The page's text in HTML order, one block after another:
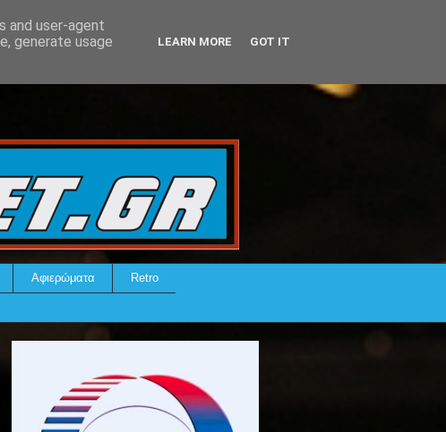
Αφιερώματα Retro
and user-agent
generate usage
LEARN MORE GOT IT